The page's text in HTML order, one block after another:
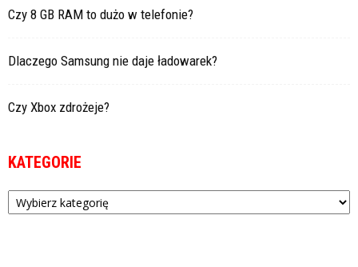
Czy 8 GB RAM to dużo w telefonie?
Dlaczego Samsung nie daje ładowarek?
Czy Xbox zdrożeje?
KATEGORIE
Kategorie